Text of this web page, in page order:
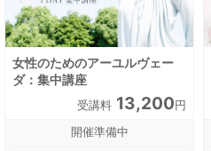
女性のためのアーユルヴェー
ダ：集中講座
受講料 13,200円
開催準備中